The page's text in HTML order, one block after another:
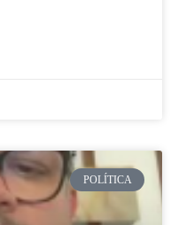
POLÍTICA